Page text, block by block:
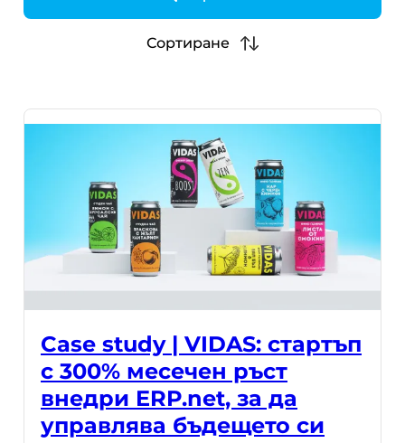
h
Сортиране
Case study | VIDAS: стартъп
с 300% месечен ръст
внедри ERP.net, за да
управлява бъдещето си